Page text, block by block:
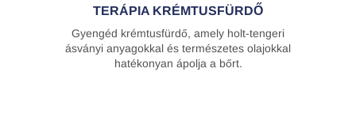
TERÁPIA KRÉMTUSFÜRDŐ
Gyengéd krémtusfürdő, amely holt-tengeri
ásványi anyagokkal és természetes olajokkal
hatékonyan ápolja a bőrt.